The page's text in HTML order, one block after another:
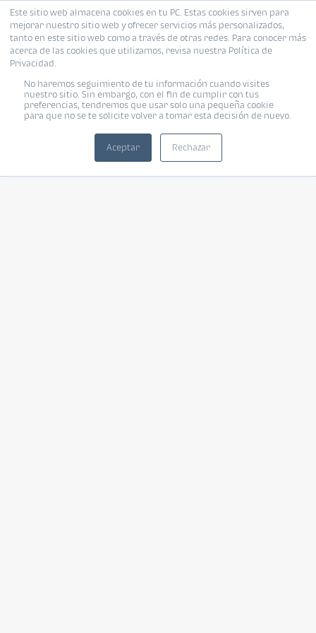
Este sitio web almacena cookies en tu PC. Estas cookies sirven para
mejorar nuestro sitio web y ofrecer servicios más personalizados,
tanto en este sitio web como a través de otras redes. Para conocer más
acerca de las cookies que utilizamos, revisa nuestra Política de
Privacidad.
No haremos seguimiento de tu información cuando visites
nuestro sitio. Sin embargo, con el fin de cumplir con tus
preferencias, tendremos que usar solo una pequeña cookie
para que no se te solicite volver a tomar esta decisión de nuevo.
Aceptar Rechazar